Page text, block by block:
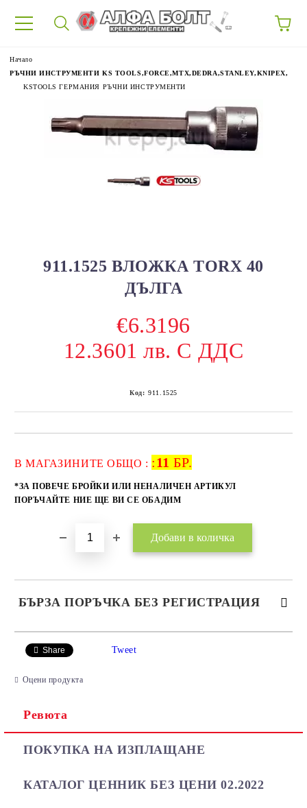
Начало
РЪЧНИ ИНСТРУМЕНТИ KS TOOLS,FORCE,MTX,DEDRA,STANLEY,KNIPEX,
KSTOOLS ГЕРМАНИЯ РЪЧНИ ИНСТРУМЕНТИ
911.1525 ВЛОЖКА TORX 40
ДЪЛГА
€6.3196
12.3601 лв. С ДДС
Код: 911.1525
В МАГАЗИНИТЕ ОБЩО : :11 БР.
*ЗА ПОВЕЧЕ БРОЙКИ ИЛИ НЕНАЛИЧЕН АРТИКУЛ
ПОРЪЧАЙТЕ НИЕ ЩЕ ВИ СЕ ОБАДИМ
БЪРЗА ПОРЪЧКА БЕЗ РЕГИСТРАЦИЯ
Ние ще се свържем с вас в рамките на работния ден.
Share Tweet
Оцени продукта
Ревюта
ПОКУПКА НА ИЗПЛАЩАНЕ
КАТАЛОГ ЦЕННИК БЕЗ ЦЕНИ 02.2022